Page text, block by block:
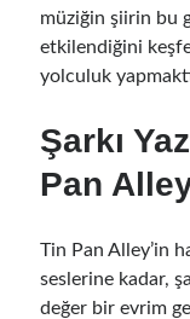
müziğin şiirin bu
etkilendiğini
yolculuk
Şarkı
Pan
Tin Pan Alley’in
seslerine kadar,
değer bir evrim